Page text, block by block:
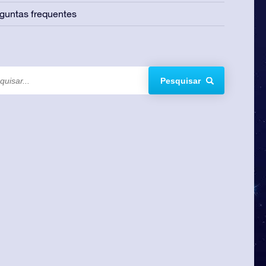
frequentes
Pesquisar